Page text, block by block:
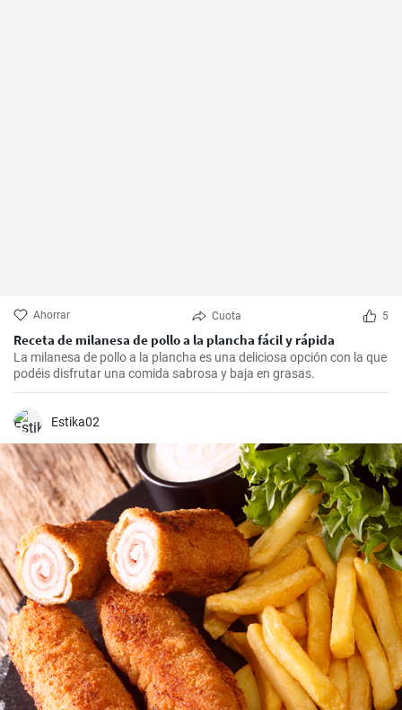
Ahorrar Cuota 5
Receta de milanesa de pollo a la plancha fácil y rápida
La milanesa de pollo a la plancha es una deliciosa opción con la que
podéis disfrutar una comida sabrosa y baja en grasas.
Estika02